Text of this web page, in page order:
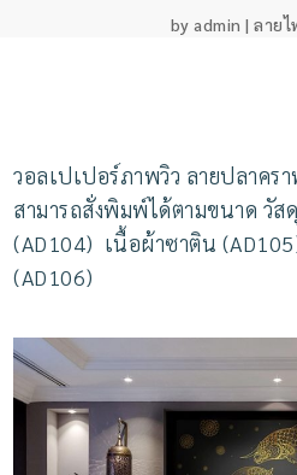
by admin | ลาย
วอลเปเปอร์ภาพวิว ลายปลาคร
สามารถสั่งพิมพ์ได้ตามขนาด วั
(AD104) เนื้อผ้าซาติน
(AD106)